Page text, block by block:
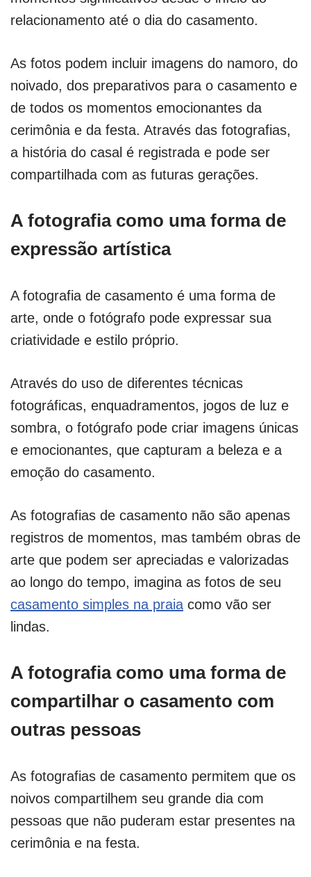
relacionamento até o dia do casamento.
As fotos podem incluir imagens do namoro, do
noivado, dos preparativos para o casamento e
de todos os momentos emocionantes da
cerimônia e da festa. Através das fotografias,
a história do casal é registrada e pode ser
compartilhada com as futuras gerações.
A fotografia como uma forma de
expressão artística
A fotografia de casamento é uma forma de
arte, onde o fotógrafo pode expressar sua
criatividade e estilo próprio.
Através do uso de diferentes técnicas
fotográficas, enquadramentos, jogos de luz e
sombra, o fotógrafo pode criar imagens únicas
e emocionantes, que capturam a beleza e a
emoção do casamento.
As fotografias de casamento não são apenas
registros de momentos, mas também obras de
arte que podem ser apreciadas e valorizadas
ao longo do tempo, imagina as fotos de seu
casamento simples na praia como vão ser
lindas.
A fotografia como uma forma de
compartilhar o casamento com
outras pessoas
As fotografias de casamento permitem que os
noivos compartilhem seu grande dia com
pessoas que não puderam estar presentes na
cerimônia e na festa.